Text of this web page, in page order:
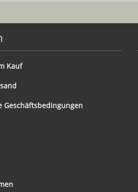
Kauf
Geschäftsbedingungen